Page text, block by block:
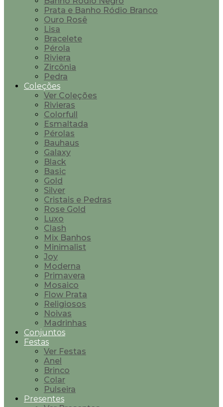
Prata e Banho Ródio Branco
Ouro Rosê
Lisa
Bracelete
Pérola
Riviera
Zircônia
Pedra
Coleções
Ver Coleções
Rivieras
Colorfull
Esmaltada
Pérolas
Bauhaus
Galaxy
Black
Basic
Gold
Silver
Cristais e Pedras
Rose Gold
Luxo
Clash
Mix Banhos
Minimalist
Joy
Moderna
Primavera
Mosaico
Flow Prata
Religiosos
Noivas
Madrinhas
Conjuntos
Festas
Ver Festas
Anel
Brinco
Colar
Pulseira
Presentes